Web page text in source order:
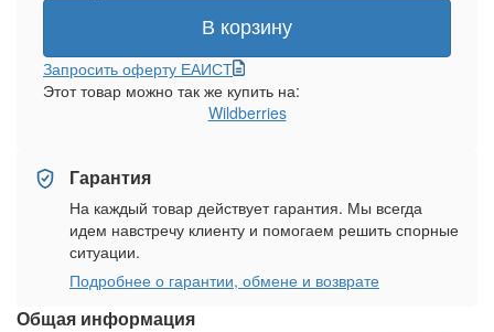
Общая информация
В корзину
Запросить оферту ЕАИСТ
Этот товар можно так же купить на:
Wildberries
Гарантия
На каждый товар действует гарантия. Мы всегда
идем навстречу клиенту и помогаем решить спорные
ситуации.
Подробнее о гарантии, обмене и возврате